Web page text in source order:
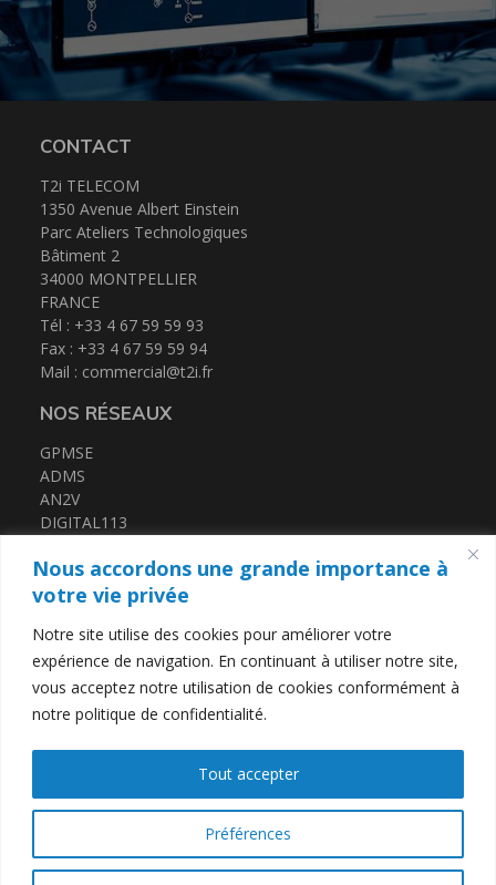
Nous accordons une grande importance à
votre vie privée
Notre site utilise des cookies pour améliorer votre
expérience de navigation. En continuant à utiliser notre site,
vous acceptez notre utilisation de cookies conformément à
notre politique de confidentialité.
Préférences
Tout accepter
CONTACT
T2i TELECOM
1350 Avenue Albert Einstein
Parc Ateliers Technologiques
Bâtiment 2
34000 MONTPELLIER
FRANCE
Tél : +33 4 67 59 59 93
Fax : +33 4 67 59 59 94
Mail : commercial@t2i.fr
NOS RÉSEAUX
GPMSE
ADMS
AN2V
DIGITAL113
CERTIFICATIONS
QUALIOPI
DATADOCK
Mentions légales
Politique de confidentialité